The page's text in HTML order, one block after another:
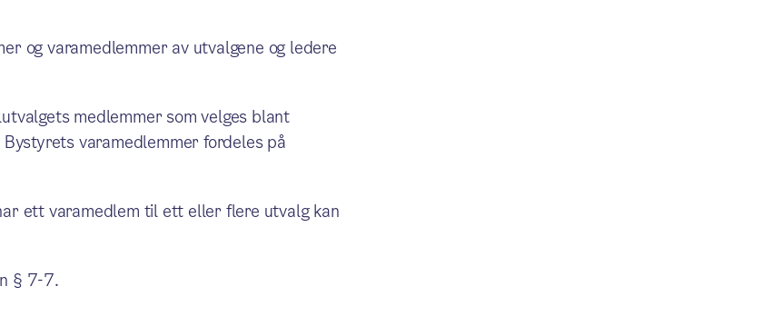
og varamedlemmer av utvalgene og ledere
medlemmer som velges blant
varamedlemmer fordeles på
ett varamedlem til ett eller flere utvalg kan
§ 7-7.